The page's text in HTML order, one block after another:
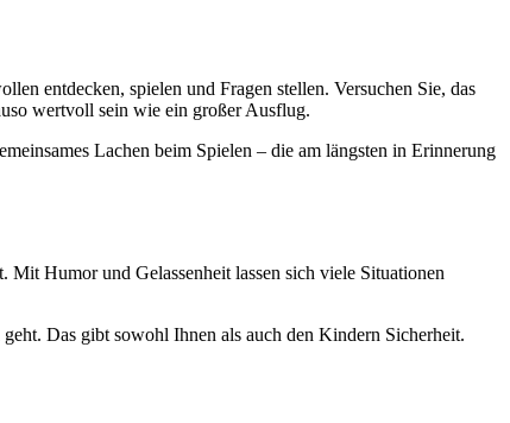
entdecken, spielen und Fragen stellen. Versuchen Sie, das
wertvoll sein wie ein großer Ausflug.
Lachen beim Spielen – die am längsten in Erinnerung
Humor und Gelassenheit lassen sich viele Situationen
Das gibt sowohl Ihnen als auch den Kindern Sicherheit.